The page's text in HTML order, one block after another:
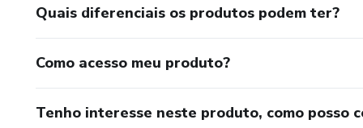
Quais diferenciais os produtos podem ter?
Como acesso meu produto?
Tenho interesse neste produto, como posso